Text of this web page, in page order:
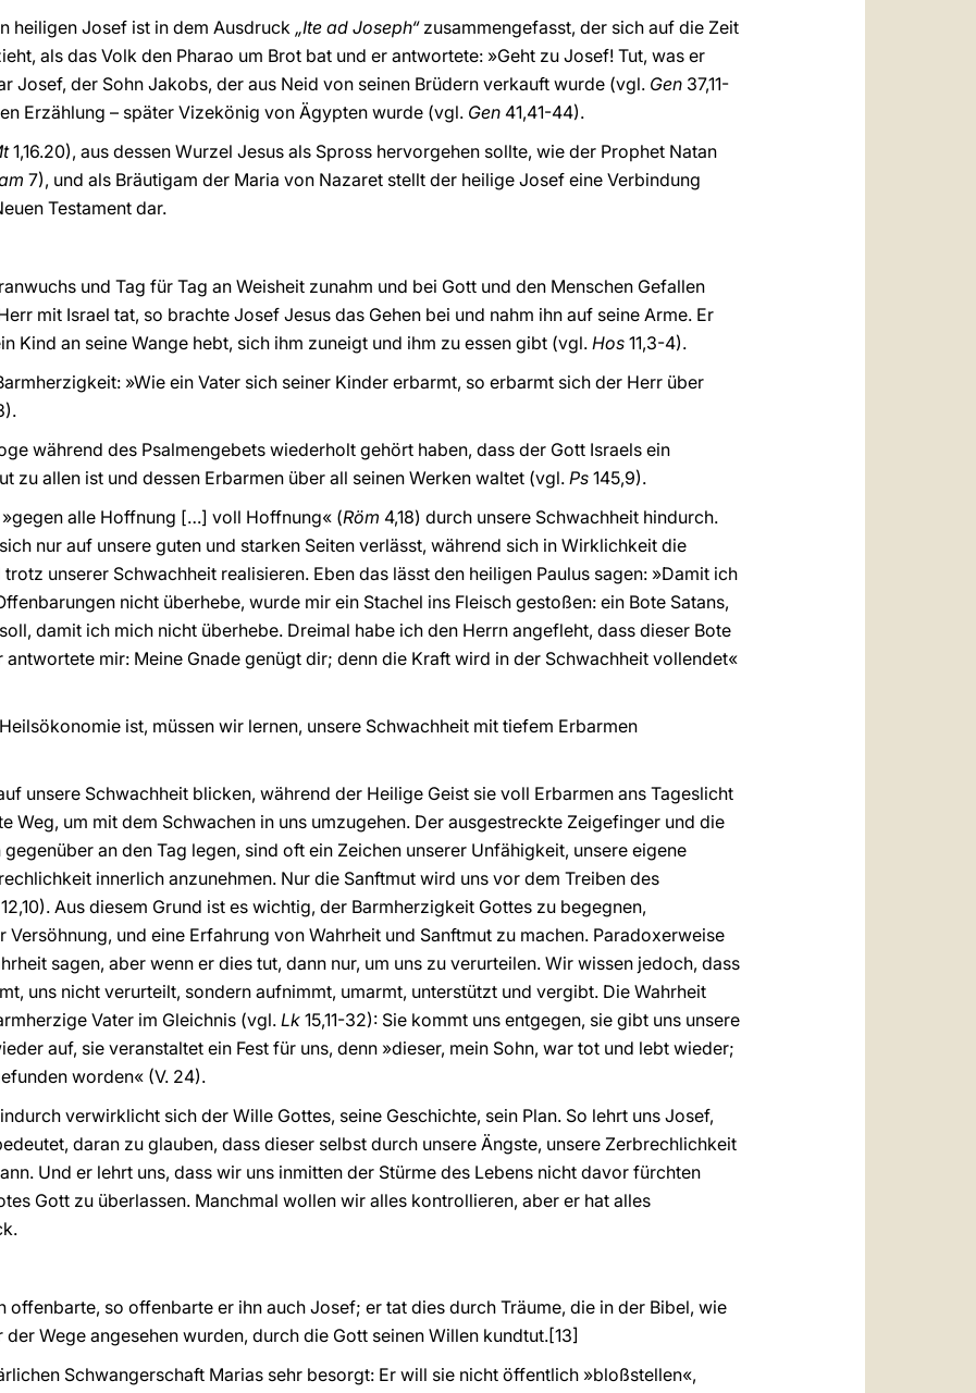
heiligen Josef ist in dem Ausdruck „Ite ad Joseph“ zusammengefasst, der sich auf die Zeit
als das Volk den Pharao um Brot bat und er antwortete: »Geht zu Josef! Tut, was er
Josef, der Sohn Jakobs, der aus Neid von seinen Brüdern verkauft wurde (vgl. Gen 37,11-
Erzählung – später Vizekönig von Ägypten wurde (vgl. Gen 41,41-44).
1,16.20), aus dessen Wurzel Jesus als Spross hervorgehen sollte, wie der Prophet Natan
7), und als Bräutigam der Maria von Nazaret stellt der heilige Josef eine Verbindung
Testament dar.
und Tag für Tag an Weisheit zunahm und bei Gott und den Menschen Gefallen
mit Israel tat, so brachte Josef Jesus das Gehen bei und nahm ihn auf seine Arme. Er
Kind an seine Wange hebt, sich ihm zuneigt und ihm zu essen gibt (vgl. Hos 11,3-4).
»Wie ein Vater sich seiner Kinder erbarmt, so erbarmt sich der Herr über
während des Psalmengebets wiederholt gehört haben, dass der Gott Israels ein
zu allen ist und dessen Erbarmen über all seinen Werken waltet (vgl. Ps 145,9).
alle Hoffnung […] voll Hoffnung« (Röm 4,18) durch unsere Schwachheit hindurch.
nur auf unsere guten und starken Seiten verlässt, während sich in Wirklichkeit die
unserer Schwachheit realisieren. Eben das lässt den heiligen Paulus sagen: »Damit ich
nicht überhebe, wurde mir ein Stachel ins Fleisch gestoßen: ein Bote Satans,
damit ich mich nicht überhebe. Dreimal habe ich den Herrn angefleht, dass dieser Bote
antwortete mir: Meine Gnade genügt dir; denn die Kraft wird in der Schwachheit vollendet«
ist, müssen wir lernen, unsere Schwachheit mit tiefem Erbarmen
unsere Schwachheit blicken, während der Heilige Geist sie voll Erbarmen ans Tageslicht
Weg, um mit dem Schwachen in uns umzugehen. Der ausgestreckte Zeigefinger und die
an den Tag legen, sind oft ein Zeichen unserer Unfähigkeit, unsere eigene
innerlich anzunehmen. Nur die Sanftmut wird uns vor dem Treiben des
12,10). Aus diesem Grund ist es wichtig, der Barmherzigkeit Gottes zu begegnen,
Versöhnung, und eine Erfahrung von Wahrheit und Sanftmut zu machen. Paradoxerweise
sagen, aber wenn er dies tut, dann nur, um uns zu verurteilen. Wir wissen jedoch, dass
uns nicht verurteilt, sondern aufnimmt, umarmt, unterstützt und vergibt. Die Wahrheit
Vater im Gleichnis (vgl. Lk 15,11-32): Sie kommt uns entgegen, sie gibt uns unsere
auf, sie veranstaltet ein Fest für uns, denn »dieser, mein Sohn, war tot und lebt wieder;
worden« (V. 24).
verwirklicht sich der Wille Gottes, seine Geschichte, sein Plan. So lehrt uns Josef,
daran zu glauben, dass dieser selbst durch unsere Ängste, unsere Zerbrechlichkeit
Und er lehrt uns, dass wir uns inmitten der Stürme des Lebens nicht davor fürchten
Gott zu überlassen. Manchmal wollen wir alles kontrollieren, aber er hat alles
offenbarte, so offenbarte er ihn auch Josef; er tat dies durch Träume, die in der Bibel, wie
der Wege angesehen wurden, durch die Gott seinen Willen kundtut.[13]
Schwangerschaft Marias sehr besorgt: Er will sie nicht öffentlich »bloßstellen«,